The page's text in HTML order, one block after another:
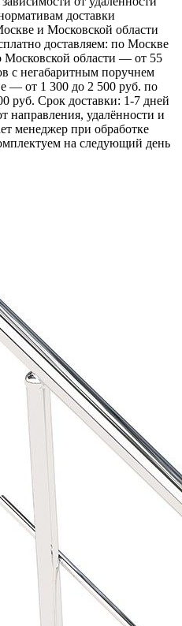
доставки
и Московской области
доставляем: по Москве
Московской области — от 55
с негабаритным поручнем
— от 1 300 до 2 500 руб. по
руб. Срок доставки: 1-7 дней
направления, удалённости и
менеджер при обработке
на следующий день